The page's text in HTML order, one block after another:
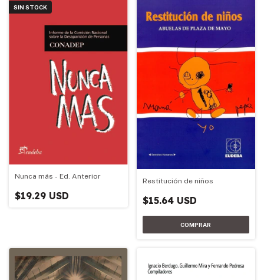
SIN STOCK
Nunca más - Ed. Anterior
$19.29 USD
Restitución de niños
$15.64 USD